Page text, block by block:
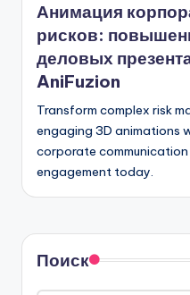
Анимация
рисков:
деловых
AniFuzion
Transform complex risk
engaging 3D animations
corporate
engagement today.
Поиск